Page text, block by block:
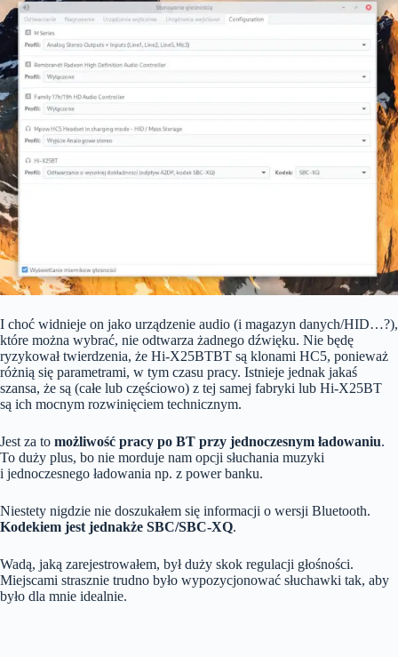
I choć widnieje on jako urządzenie audio (i magazyn danych/HID…?),
które można wybrać, nie odtwarza żadnego dźwięku. Nie będę
ryzykował twierdzenia, że Hi-X25BTBT są klonami HC5, ponieważ
różnią się parametrami, w tym czasu pracy. Istnieje jednak jakaś
szansa, że są (całe lub częściowo) z tej samej fabryki lub Hi-X25BT
są ich mocnym rozwinięciem technicznym.
Jest za to możliwość pracy po BT przy jednoczesnym ładowaniu.
To duży plus, bo nie morduje nam opcji słuchania muzyki
i jednoczesnego ładowania np. z power banku.
Niestety nigdzie nie doszukałem się informacji o wersji Bluetooth.
Kodekiem jest jednakże SBC/SBC-XQ.
Wadą, jaką zarejestrowałem, był duży skok regulacji głośności.
Miejscami strasznie trudno było wypozycjonować słuchawki tak, aby
było dla mnie idealnie.